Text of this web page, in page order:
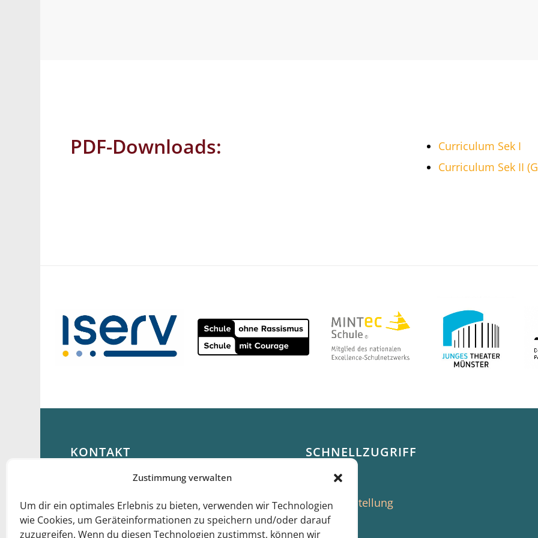
Zustimmung verwalten
Um dir ein optimales Erlebnis zu bieten, verwenden wir Technologien
wie Cookies, um Geräteinformationen zu speichern und/oder darauf
zuzugreifen. Wenn du diesen Technologien zustimmst, können wir
PDF-Downloads:
Curriculum Sek I
Curriculum Sek II
KONTAKT
Joseph-Haydn-Gymnasium Senden
48308 Senden
SCHNELLZUGRIFF
News
Essensbestellung
Termine